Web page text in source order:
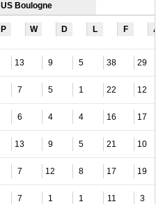
US Boulogne
P W D L F A
13 9 5 38 29
7 5 1 22 12
6 4 4 16 17
13 9 5 21 10
7 12 8 17 19
7 1 1 11 3